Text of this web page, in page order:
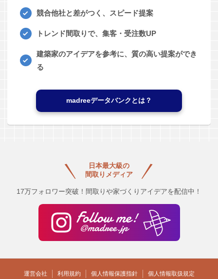
競合他社と差がつく、スピード提案
トレンド間取りで、集客・受注数UP
建築家のアイデアを参考に、質の高い提案ができ
る
madreeデータバンクとは？
日本最大級の
間取りメディア
17万フォロワー突破！間取りや家づくりアイデアを配信中！
運営会社 利用規約 個人情報保護指針 個人情報取扱規定